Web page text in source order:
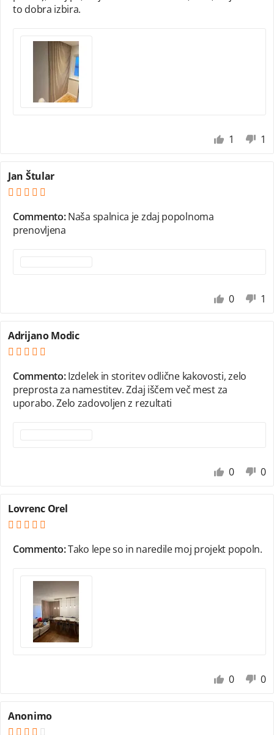
to dobra izbira.
1 1
Jan Štular
Commento:Naša spalnica je zdaj popolnoma
prenovljena
0 1
Adrijano Modic
Commento:Izdelek in storitev odlične kakovosti, zelo
preprosta za namestitev. Zdaj iščem več mest za
uporabo. Zelo zadovoljen z rezultati
0 0
Lovrenc Orel
Commento:Tako lepe so in naredile moj projekt popoln.
0 0
Anonimo